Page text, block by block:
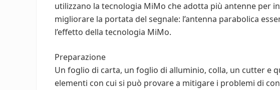
utilizzano la tecnologia MiMo che adotta più antenne per
migliorare la portata del segnale: l’antenna parabolica
l’effetto della tecnologia MiMo.
Preparazione
Un foglio di carta, un foglio di alluminio, colla, un cutter e
elementi con cui si può provare a mitigare i problemi di